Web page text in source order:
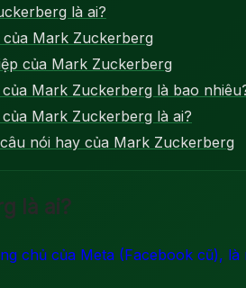
là ai?
của Mark Zuckerberg
của Mark Zuckerberg
của Mark Zuckerberg là bao
Mark Zuckerberg là ai?
nói hay của Mark Zuckerberg
là ai?
chủ của Meta (Facebook cũ),